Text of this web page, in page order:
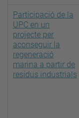
Participació de la
UPC en un
projecte per
aconseguir la
regeneració
marina a partir de
residus industrials